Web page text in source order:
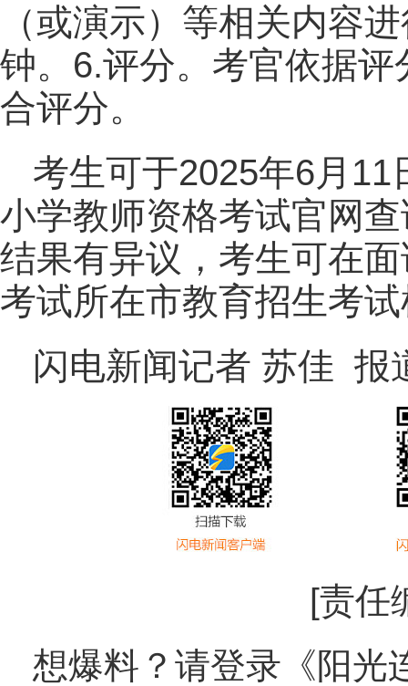
（或演示）等相关内容
钟。6.评分。考官依据
合评分。
考生可于2025年6月
小学教师资格考试官网
结果有异议，考生可在
考试所在市教育招生考
闪电新闻记者 苏佳 报
[责任
想爆料？请登录《阳光